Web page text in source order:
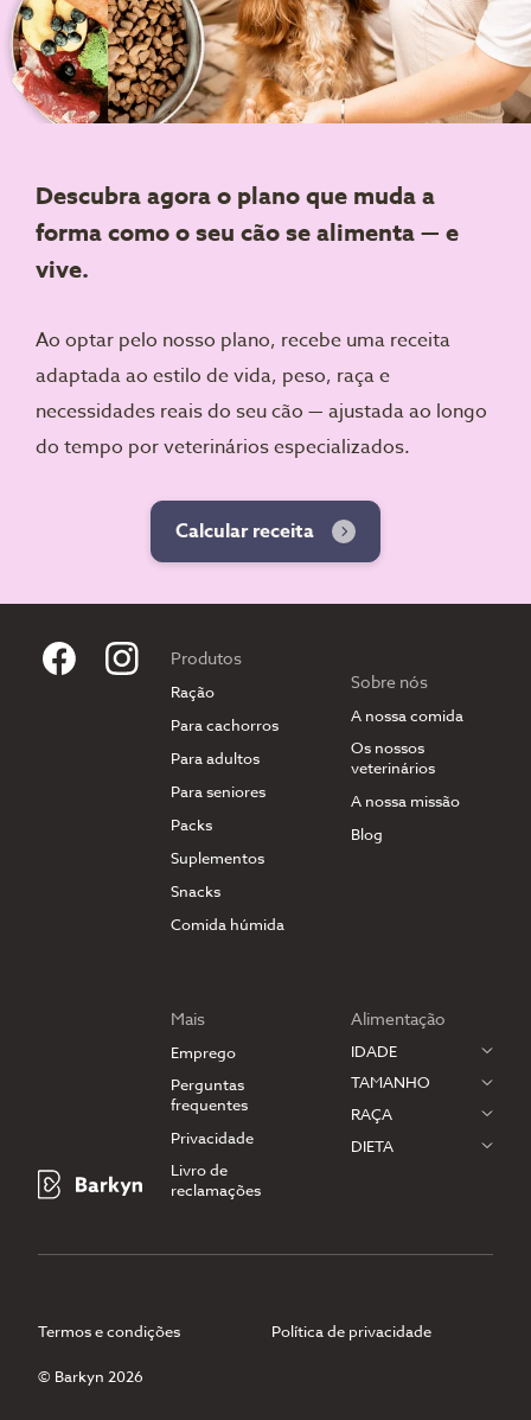
Descubra agora o plano que muda a
forma como o seu cão se alimenta — e
vive.
Ao optar pelo nosso plano, recebe uma receita
adaptada ao estilo de vida, peso, raça e
necessidades reais do seu cão — ajustada ao longo
do tempo por veterinários especializados.
Calcular receita
Produtos
Ração
Para cachorros
Para adultos
Para seniores
Packs
Suplementos
Snacks
Comida húmida
Sobre nós
A nossa comida
Os nossos
veterinários
A nossa missão
Blog
Mais
Emprego
Perguntas
frequentes
Privacidade
Livro de
reclamações
Alimentação
IDADE
TAMANHO
RAÇA
DIETA
Termos e condições Política de privacidade
© Barkyn 2026